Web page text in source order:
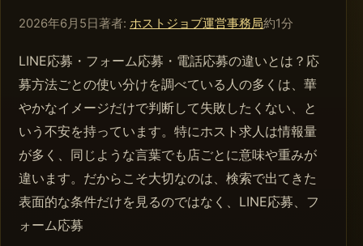
2026年6月5日著者: ホストジョブ運営事務局約1分
LINE応募・フォーム応募・電話応募の違いとは？応
募方法ごとの使い分けを調べている人の多くは、華
やかなイメージだけで判断して失敗したくない、と
いう不安を持っています。特にホスト求人は情報量
が多く、同じような言葉でも店ごとに意味や重みが
違います。だからこそ大切なのは、検索で出てきた
表面的な条件だけを見るのではなく、LINE応募、フ
ォーム応募